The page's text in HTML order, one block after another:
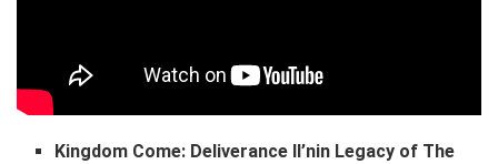
Kingdom Come: Deliverance II’nin Legacy of The